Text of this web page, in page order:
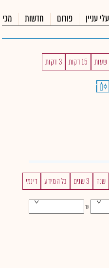
עניין פורום חדשות
שעות 15 דקות 3 דקות
שנה 3 שנים כל המידע דינמי
עד